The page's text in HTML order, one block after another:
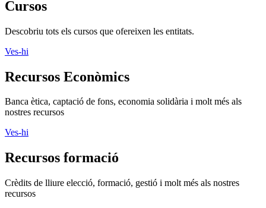
Cursos
Descobriu tots els cursos que ofereixen les entitats.
Ves-hi
Recursos Econòmics
Banca ètica, captació de fons, economia solidària i molt més als
nostres recursos
Ves-hi
Recursos formació
Crèdits de lliure elecció, formació, gestió i molt més als nostres
recursos